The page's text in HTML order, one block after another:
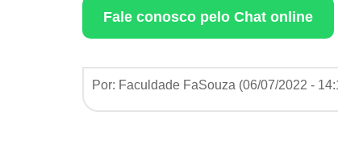
Fale conosco pelo Chat online
Por: Faculdade FaSouza (06/07/2022 -